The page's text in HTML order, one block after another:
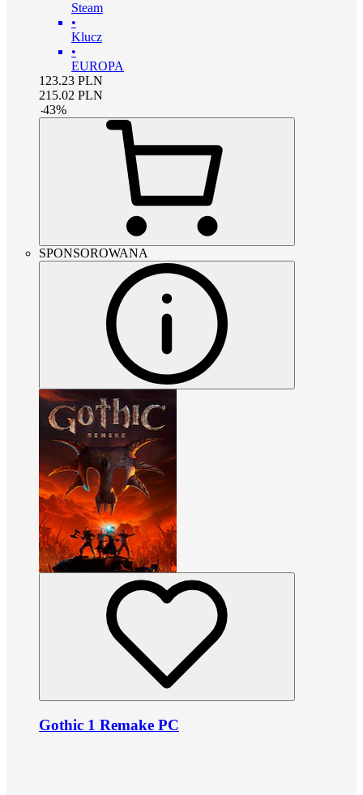
Steam
•
Klucz
•
EUROPA
123.23 PLN
215.02 PLN
-43%
SPONSOROWANA
Gothic 1 Remake PC